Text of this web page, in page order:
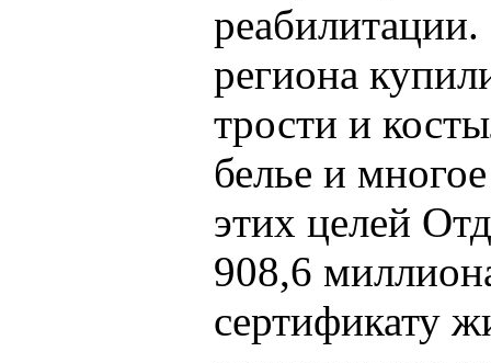
региона
трости и
белье и
этих целей
908,6
сертификату